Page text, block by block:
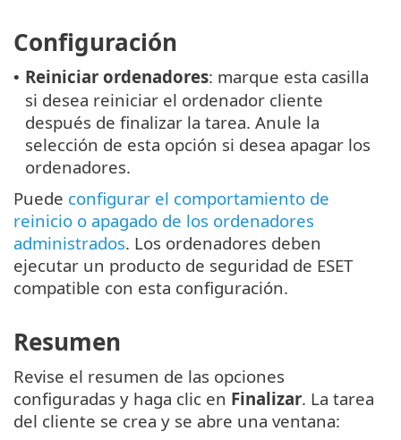
Configuración
• Reiniciar ordenadores: marque esta casilla
si desea reiniciar el ordenador cliente
después de finalizar la tarea. Anule la
selección de esta opción si desea apagar los
ordenadores.
Puede configurar el comportamiento de
reinicio o apagado de los ordenadores
administrados. Los ordenadores deben
ejecutar un producto de seguridad de ESET
compatible con esta configuración.
Resumen
Revise el resumen de las opciones
configuradas y haga clic en Finalizar. La tarea
del cliente se crea y se abre una ventana: